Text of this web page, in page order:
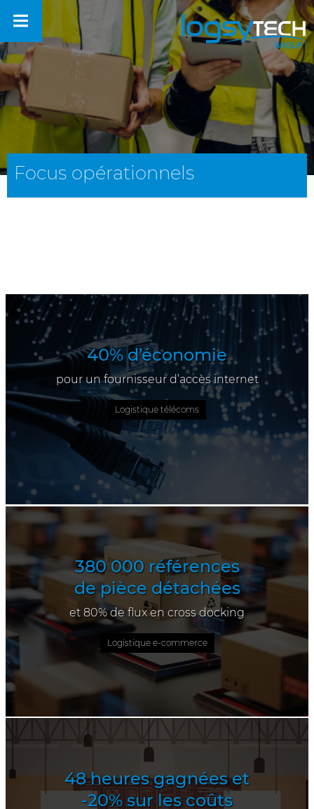
Focus opérationnels
40% d’économie
pour un fournisseur d’accès internet
Logistique télécoms
380 000 références
de pièce détachées
et 80% de flux en cross docking
Logistique e-commerce
48 heures gagnées et
-20% sur les coûts